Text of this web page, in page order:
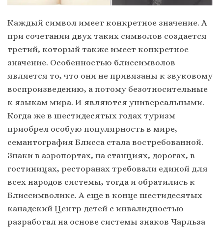
Каждый символ имеет конкретное значение. А
при сочетании двух таких символов создается
третий, который также имеет конкретное
значение. Особенностью блиссимволов
является то, что они не привязаны к звуковому
воспроизведению, а потому безотносительные
к языкам мира. И являются универсальными.
Когда же в шестидесятых годах туризм
приобрел особую популярность в мире,
семантография Блисса стала востребованной.
Знаки в аэропортах, на станциях, дорогах, в
гостиницах, ресторанах требовали единой для
всех народов системы, тогда и обратились к
Блиссимволике. А еще в конце шестидесятых
канадский Центр детей с инвалидностью
разработал на основе системы знаков Чарльза